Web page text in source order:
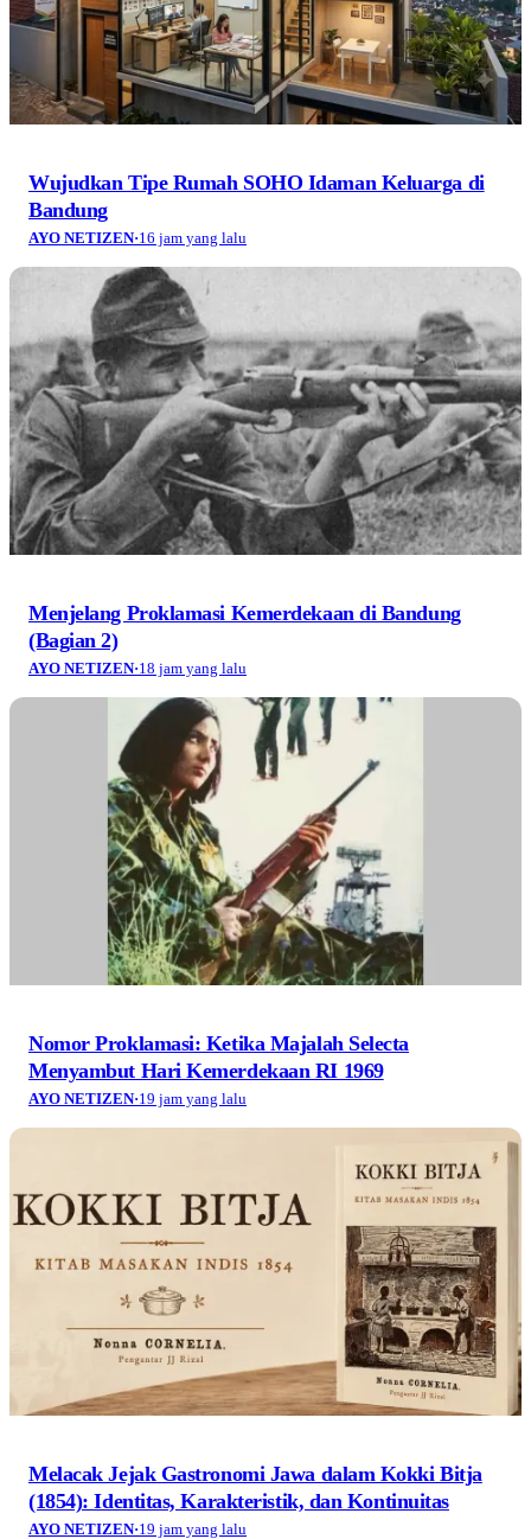
Wujudkan Tipe Rumah SOHO Idaman Keluarga di
Bandung
AYO NETIZEN·16 jam yang lalu
Menjelang Proklamasi Kemerdekaan di Bandung
(Bagian 2)
AYO NETIZEN·18 jam yang lalu
Nomor Proklamasi: Ketika Majalah Selecta
Menyambut Hari Kemerdekaan RI 1969
AYO NETIZEN·19 jam yang lalu
Melacak Jejak Gastronomi Jawa dalam Kokki Bitja
(1854): Identitas, Karakteristik, dan Kontinuitas
AYO NETIZEN·19 jam yang lalu